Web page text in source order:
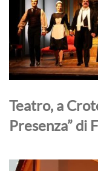
Teatro, a
Presenza” di